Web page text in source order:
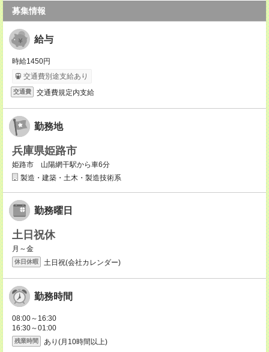
募集情報
給与
時給1450円
交通費別途支給あり
交通費 交通費規定内支給
勤務地
兵庫県姫路市
姫路市 山陽網干駅から車6分
製造・建築・土木・製造技術系
勤務曜日
土日祝休
月～金
休日休暇 土日祝(会社カレンダー)
勤務時間
08:00～16:30
16:30～01:00
残業時間 あり(月10時間以上)